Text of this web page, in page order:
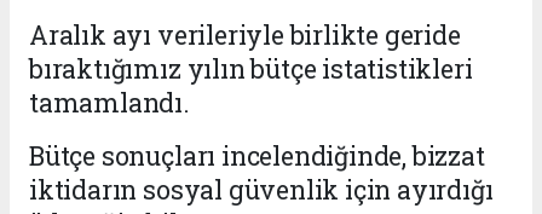
Aralık ayı verileriyle birlikte geride
bıraktığımız yılın bütçe istatistikleri
tamamlandı.
Bütçe sonuçları incelendiğinde, bizzat
iktidarın sosyal güvenlik için ayırdığı